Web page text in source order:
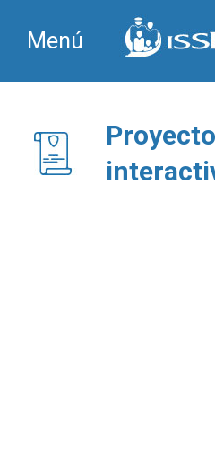
Menú